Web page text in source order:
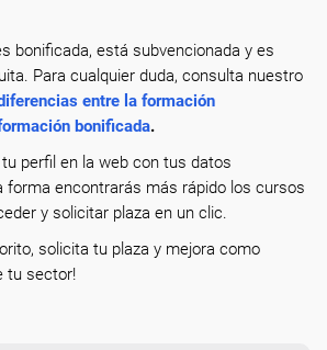
bonificada, está subvencionada y es
Para cualquier duda, consulta nuestro
entre la formación
bonificada.
perfil en la web con tus datos
forma encontrarás más rápido los cursos
y solicitar plaza en un clic.
solicita tu plaza y mejora como
tu sector!